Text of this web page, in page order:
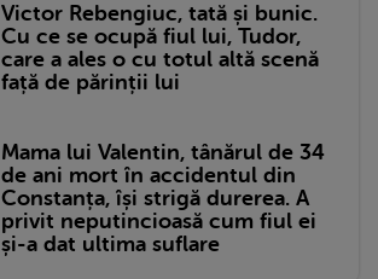
Victor Rebengiuc, tată și bunic.
Cu ce se ocupă fiul lui, Tudor,
care a ales o cu totul altă scenă
față de părinții lui
Mama lui Valentin, tânărul de 34
de ani mort în accidentul din
Constanța, își strigă durerea. A
privit neputincioasă cum fiul ei
și-a dat ultima suflare